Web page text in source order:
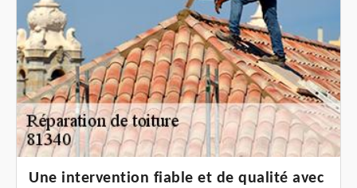
Une intervention fiable et de qualité avec